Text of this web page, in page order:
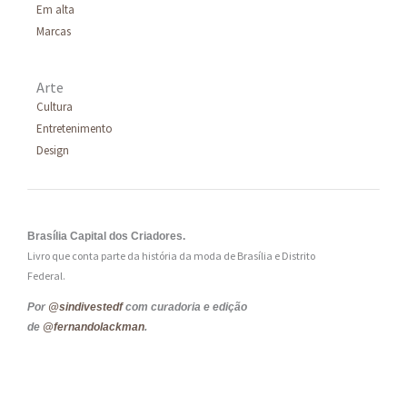
Em alta
Marcas
Arte
Cultura
Entretenimento
Design
Brasília Capital dos Criadores.
Livro que conta parte da história da moda de Brasília e Distrito
Federal.
Por @sindivestedfcom curadoria e edição
de @fernandolackman.